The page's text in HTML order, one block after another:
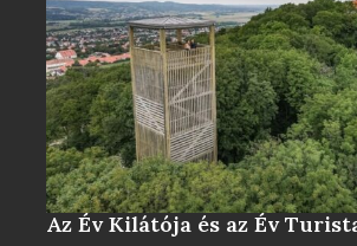
Az Év Kilátója és az Év